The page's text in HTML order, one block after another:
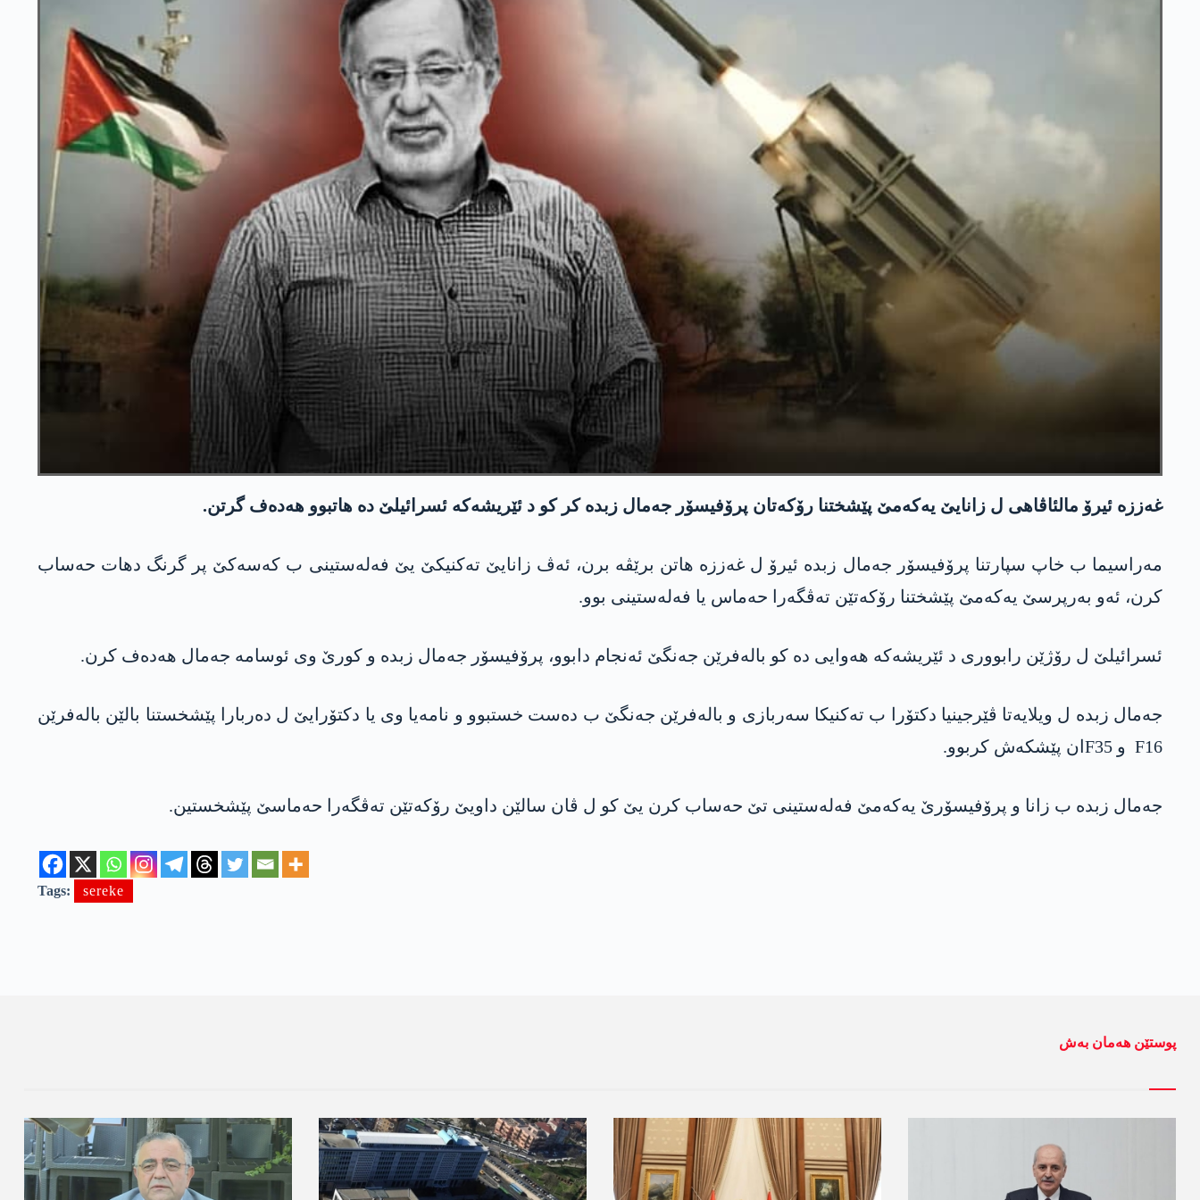
غه‌ززه‌ ئیرۆ مالئاڤاهی ل زانایێ یه‌كه‌مێ پێشختنا رۆكه‌تان پرۆفیسۆر جه‌مال زبده‌ كر كو د ئێریشه‌كه‌ ئسرائیلێ ده‌ هاتبوو هه‌ده‌ف گرتن.
مه‌راسیما ب خاپ سپارتنا پرۆفیسۆر جه‌مال زبده‌ ئیرۆ ل غه‌ززه‌ هاتن برێڤه‌ برن، ئه‌ڤ زانایێ ته‌كنیكێ یێ فه‌له‌ستینی ب كه‌سه‌كێ پر گرنگ دهات حه‌ساب
كرن، ئه‌و به‌رپرسێ یه‌كه‌مێ پێشختنا رۆكه‌تێن ته‌ڤگه‌را حه‌ماس یا فه‌له‌ستینی بوو.
ئسرائیلێ ل رۆژێن رابووری د ئێریشه‌كه‌ هه‌وایی ده‌ كو باله‌فرێن جه‌نگێ ئه‌نجام دابوو، پرۆفیسۆر جه‌مال زبده‌ و كورێ وی ئوسامه‌ جه‌مال هه‌ده‌ف كرن.
جه‌مال زبده‌ ل ویلایه‌تا ڤێرجینیا دكتۆرا ب ته‌كنیكا سه‌ربازی و باله‌فرێن جه‌نگێ ب ده‌ست خستبوو و نامه‌یا وی یا دكتۆرایێ ل ده‌ربارا پێشخستنا بالێن باله‌فرێن
F16 و F35ان پێشكه‌ش كربوو.
جه‌مال زبده‌ ب زانا و پرۆفیسۆرێ یه‌كه‌مێ فه‌له‌ستینی تێ حه‌ساب كرن یێ كو ل ڤان سالێن داویێ رۆكه‌تێن ته‌ڤگه‌را حه‌ماسێ پێشخستین.
Tags: sereke
پوستێن ھەمان بەش